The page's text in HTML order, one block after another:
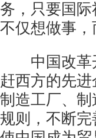
务，只要国
不仅想做事，
中国改革开
赶西方的先
制造工厂、
规则，不断